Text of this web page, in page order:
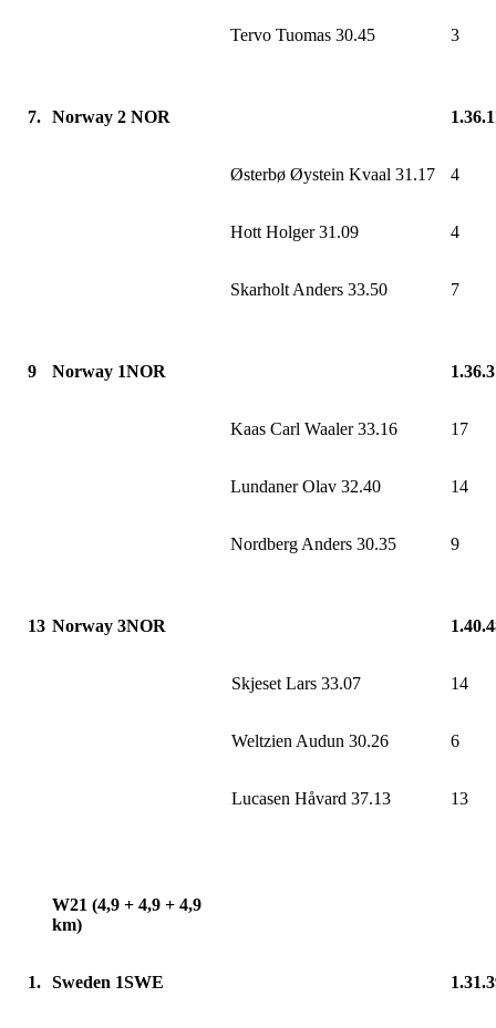
Tervo Tuomas 30.45 3
7. Norway 2 NOR
Østerbø Øystein Kvaal 31.17 4
Hott Holger 31.09 4
Skarholt Anders 33.50 7
9 Norway 1NOR
Kaas Carl Waaler 33.16 17
Lundaner Olav 32.40 14
Nordberg Anders 30.35 9
13 Norway 3NOR
Skjeset Lars 33.07 14
Weltzien Audun 30.26 6
Lucasen Håvard 37.13 13
W21 (4,9 + 4,9 + 4,9
km)
1. Sweden 1SWE